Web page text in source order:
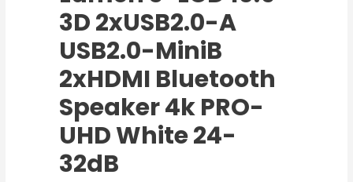
3D 2xUSB2.0-A
USB2.0-MiniB
2xHDMI Bluetooth
Speaker 4k PRO-
UHD White 24-
32dB